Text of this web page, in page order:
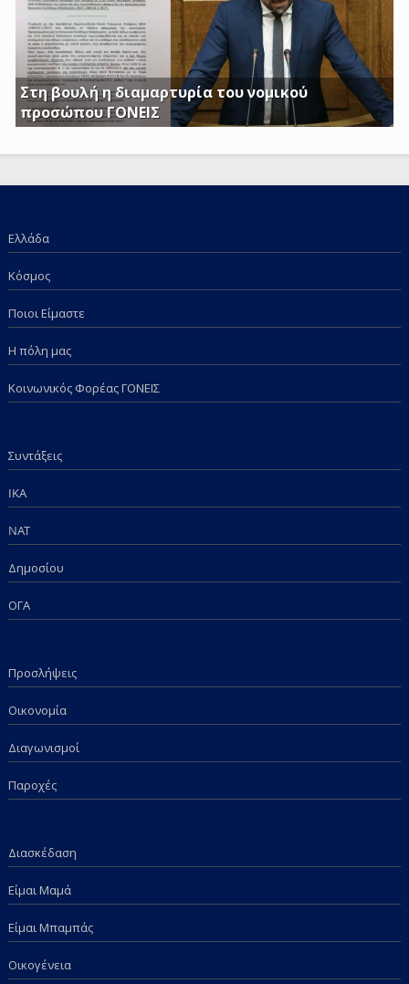
Στη βουλή η διαμαρτυρία του νομικού
προσώπου ΓΟΝΕΙΣ
Γ. Κατσιαντώνης: Φορολογείτε με Κοινή Υπουργική
Απόφαση και τα επιδόματα των παιδιών μας; Πόση
Ελλάδα
Κόσμος
Ποιοι Είμαστε
Η πόλη μας
Κοινωνικός Φορέας ΓΟΝΕΙΣ
Συντάξεις
IKA
NAT
Δημοσίου
ΟΓΑ
Προσλήψεις
Οικονομία
Διαγωνισμοί
Παροχές
Διασκέδαση
Είμαι Μαμά
Είμαι Μπαμπάς
Οικογένεια